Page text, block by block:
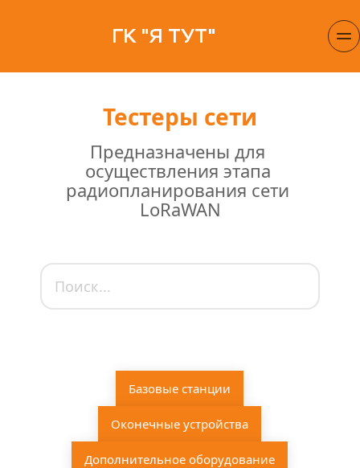
ГК "Я ТУТ"
Тестеры сети
Предназначены для
осуществления этапа
радиопланирования сети
LoRaWAN
Базовые станции
Оконечные устройства
Дополнительное оборудование